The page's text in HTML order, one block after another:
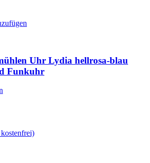
Uhr Lydia hellrosa-blau
Funkuhr